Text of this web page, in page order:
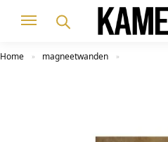
Home » magneetwanden »